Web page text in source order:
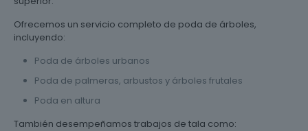
Ofrecemos un servicio completo de poda de árboles,
incluyendo:
Poda de árboles urbanos
Poda de palmeras, arbustos y árboles frutales
Poda en altura
También desempeñamos trabajos de tala como: